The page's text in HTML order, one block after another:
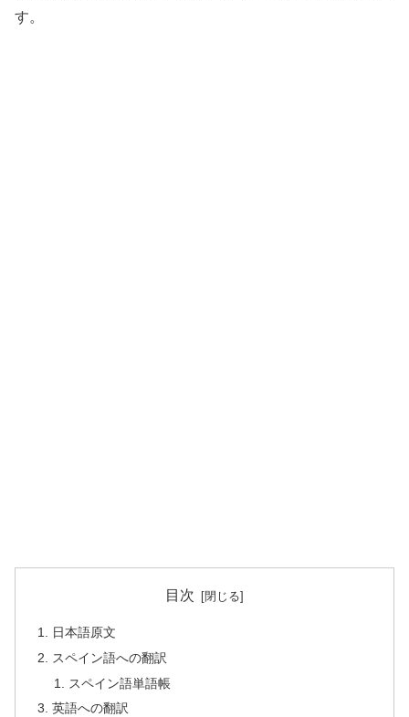
す。
目次
日本語原文
スペイン語への翻訳
スペイン語単語帳
英語への翻訳